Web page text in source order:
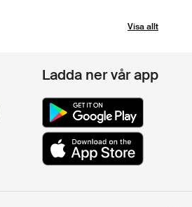
Visa allt
Ladda ner vår app